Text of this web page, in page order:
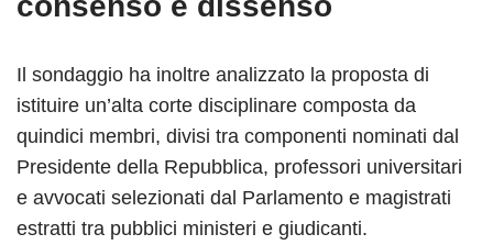
Il sondaggio ha inoltre analizzato la proposta di
istituire un’alta corte disciplinare composta da
quindici membri, divisi tra componenti nominati dal
Presidente della Repubblica, professori universitari
e avvocati selezionati dal Parlamento e magistrati
estratti tra pubblici ministeri e giudicanti.